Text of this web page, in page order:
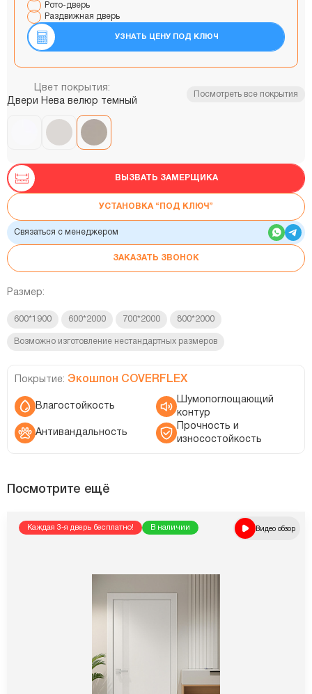
Рото-дверь
Раздвижная дверь
УЗНАТЬ ЦЕНУ ПОД КЛЮЧ
Цвет покрытия:
Двери Нева велюр темный
Посмотреть все покрытия
ВЫЗВАТЬ ЗАМЕРЩИКА
УСТАНОВКА “ПОД КЛЮЧ”
Связаться с менеджером
ЗАКАЗАТЬ ЗВОНОК
Размер:
600*1900 600*2000 700*2000 800*2000
Возможно изготовление нестандартных размеров
Покрытие: Экошпон COVERFLEX
Влагостойкость
Шумопоглощающий
контур
Антивандальность
Прочность и
износостойкость
Посмотрите ещё
Каждая 3-я дверь бесплатно! В наличии Видео обзор